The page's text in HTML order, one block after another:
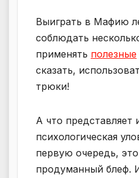
Выиграть в Мафию
соблюдать
применять полезные
сказать,
трюки!
А что представляет
психологическая
первую очередь,
продуманный блеф.